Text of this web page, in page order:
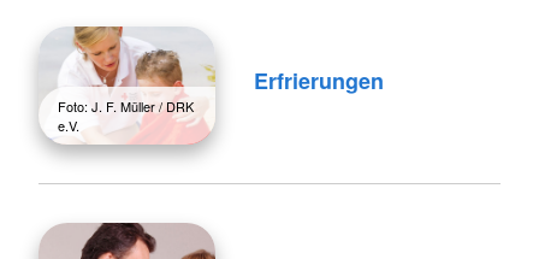
Foto: J. F. Müller / DRK
e.V.
Erfrierungen